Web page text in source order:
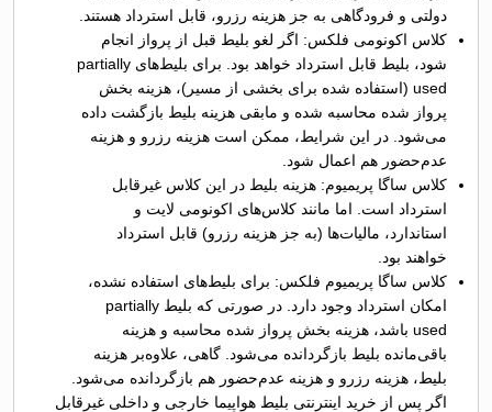
دولتی و فرودگاهی به جز هزینه رزرو، قابل استرداد هستند.
کلاس اکونومی فلکس: اگر لغو بلیط قبل از پرواز انجام
شود، بلیط قابل استرداد خواهد بود. برای بلیط‌های partially
used (استفاده شده برای بخشی از مسیر)، هزینه بخش
پرواز شده محاسبه شده و مابقی هزینه بلیط بازگشت داده
می‌شود. در این شرایط، ممکن است هزینه رزرو و هزینه
عدم‌حضور هم اعمال شود.
کلاس ساگا پریمیوم: هزینه بلیط در این کلاس غیرقابل
استرداد است. اما مانند کلاس‌های اکونومی لایت و
استاندارد، مالیات‌ها (به جز هزینه رزرو) قابل استرداد
خواهند بود.
کلاس ساگا پریمیوم فلکس: برای بلیط‌های استفاده نشده،
امکان استرداد وجود دارد. در صورتی که بلیط partially
used باشد، هزینه بخش پرواز شده محاسبه و هزینه
باقی‌‌مانده بلیط بازگردانده می‌شود. گاهی، علاوه‌بر هزینه
بلیط، هزینه رزرو و هزینه عدم‌حضور هم بازگردانده می‌شود.
اگر پس از خرید اینترنتی بلیط هواپیما خارجی و داخلی غیرقابل